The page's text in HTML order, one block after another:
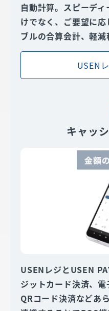
自動計算。スピーデ
けでなく、ご要望に
ブルの合算会計、軽減
USEN
キャッ
USENレジとUSEN
ジットカード決済、電
QRコード決済などあ